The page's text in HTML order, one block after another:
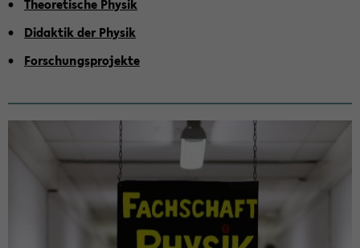
Theo­re­ti­sche Phy­sik
Di­dak­tik der Phy­sik
For­schungs­pro­jek­te